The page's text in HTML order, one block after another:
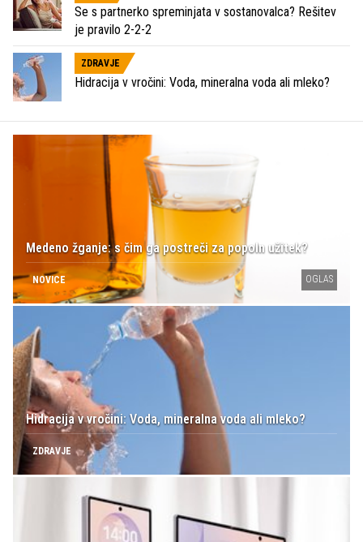
Se s partnerko spreminjata v sostanovalca? Rešitev
je pravilo 2-2-2
ZDRAVJE
Hidracija v vročini: Voda, mineralna voda ali mleko?
Medeno žganje: s čim ga postreči za popoln užitek?
NOVICE OGLAS
Hidracija v vročini: Voda, mineralna voda ali mleko?
ZDRAVJE